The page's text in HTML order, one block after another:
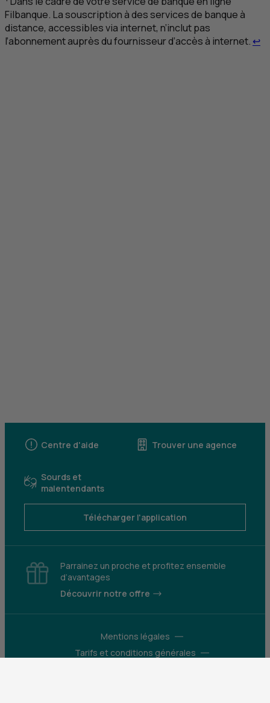
Filbanque. La souscription à des services de banque à
distance, accessibles via internet, n’inclut pas
l’abonnement auprès du fournisseur d’accès à internet. ↩
Centre d'aide Trouver une agence
Sourds et
malentendants
Télécharger l'application
Parrainez un proche et profitez ensemble
d’avantages
Découvrir notre offre
Mentions légales
Tarifs et conditions générales